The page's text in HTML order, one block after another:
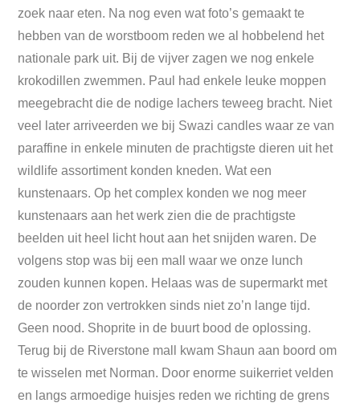
zoek naar eten. Na nog even wat foto’s gemaakt te
hebben van de worstboom reden we al hobbelend het
nationale park uit. Bij de vijver zagen we nog enkele
krokodillen zwemmen. Paul had enkele leuke moppen
meegebracht die de nodige lachers teweeg bracht. Niet
veel later arriveerden we bij Swazi candles waar ze van
paraffine in enkele minuten de prachtigste dieren uit het
wildlife assortiment konden kneden. Wat een
kunstenaars. Op het complex konden we nog meer
kunstenaars aan het werk zien die de prachtigste
beelden uit heel licht hout aan het snijden waren. De
volgens stop was bij een mall waar we onze lunch
zouden kunnen kopen. Helaas was de supermarkt met
de noorder zon vertrokken sinds niet zo’n lange tijd.
Geen nood. Shoprite in de buurt bood de oplossing.
Terug bij de Riverstone mall kwam Shaun aan boord om
te wisselen met Norman. Door enorme suikerriet velden
en langs armoedige huisjes reden we richting de grens